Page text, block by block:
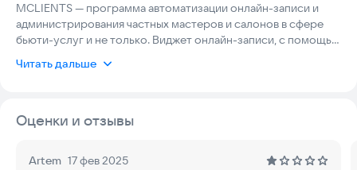
MCLIENTS — программа автоматизации онлайн-записи и
администрирования частных мастеров и салонов в сфере
бьюти-услуг и не только. Виджет онлайн-записи, с помощью
можно установить на сайте и в социальных сетях.
Читать дальше
Оценки и отзывы
Artem 17 фев 2025